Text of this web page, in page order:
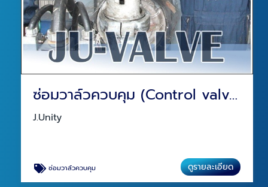
ซ่อมวาล์วควบคุม (Control valve repair)
J.Unity
ซ่อมวาล์วควบคุม ดูรายละเอียด